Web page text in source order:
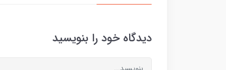
دیدگاه خود را بنویسید